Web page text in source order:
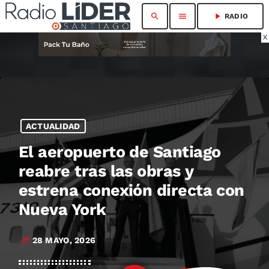
X
search menu play_arrow RADIO
ACTUALIDAD
El aeropuerto de Santiago
reabre tras las obras y
estrena conexión directa con
Nueva York
today 28 MAYO, 2026